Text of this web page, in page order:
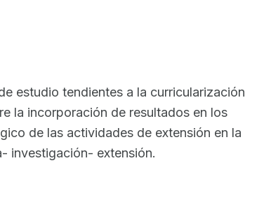
estudio tendientes a la curricularización
la incorporación de resultados en los
de las actividades de extensión en la
investigación- extensión.